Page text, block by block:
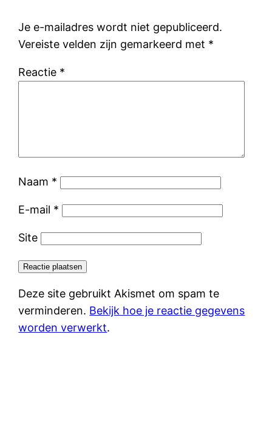
Je e-mailadres wordt niet gepubliceerd.
Vereiste velden zijn gemarkeerd met *
Reactie *
Naam *
E-mail *
Site
Deze site gebruikt Akismet om spam te
verminderen. Bekijk hoe je reactie gegevens
worden verwerkt.